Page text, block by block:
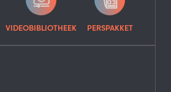
VIDEOBIBLIOTHEEK PERSPAKKET